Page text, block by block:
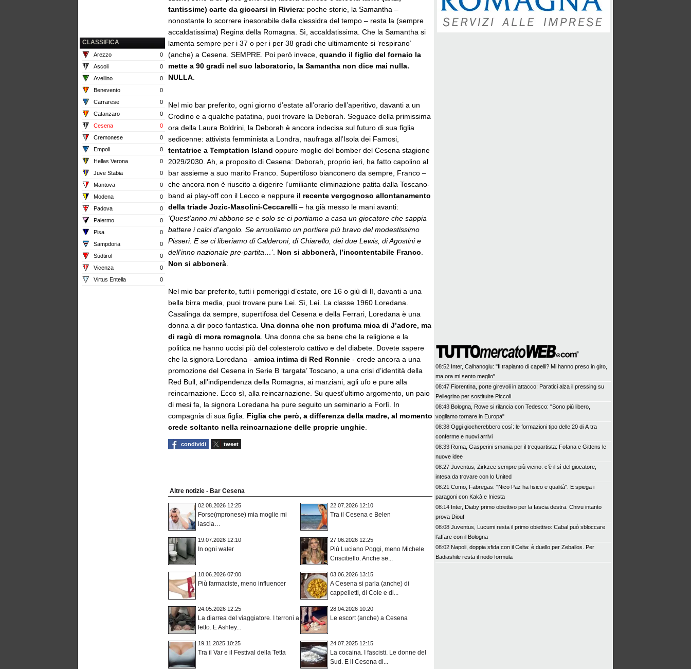
CLASSIFICA
Arezzo
0
Ascoli
0
Avellino
0
Benevento
0
Carrarese
0
Catanzaro
0
Cesena
0
Cremonese
0
Empoli
0
Hellas Verona
0
Juve Stabia
0
Mantova
0
Modena
0
Padova
0
Palermo
0
Pisa
0
Sampdoria
0
Südtirol
0
Vicenza
0
Virtus Entella
0
tantissime) carte da giocarsi in Riviera: poche storie, la Samantha –
nonostante lo scorrere inesorabile della clessidra del tempo – resta la (sempre
accaldatissima) Regina della Romagna. Sì, accaldatissima. Che la Samantha si
lamenta sempre per i 37 o per i per 38 gradi che ultimamente si ‘respirano’
(anche) a Cesena. SEMPRE. Poi però invece, quando il figlio del fornaio la
mette a 90 gradi nel suo laboratorio, la Samantha non dice mai nulla.
NULLA
Nel mio bar preferito, ogni giorno d’estate all’orario dell’aperitivo, davanti a un
Crodino e a qualche patatina, puoi trovare la Deborah. Seguace della primissima
ora della Laura Boldrini, la Deborah è ancora indecisa sul futuro di sua figlia
sedicenne: attivista femminista a Londra, naufraga all’Isola dei Famosi,
tentatrice a Temptation Island oppure moglie del bomber del Cesena stagione
2029/2030. Ah, a proposito di Cesena: Deborah, proprio ieri, ha fatto capolino al
bar assieme a suo marito Franco. Supertifoso bianconero da sempre, Franco –
che ancora non è riuscito a digerire l’umiliante eliminazione patita dalla Toscano-
band ai play-off con il Lecco e neppure il recente vergognoso allontanamento
della triade Jozic-Masolini-Ceccarelli – ha già messo le mani avanti:
‘Quest’anno mi abbono se e solo se ci portiamo a casa un giocatore che sappia
battere i calci d’angolo. Se arruoliamo un portiere più bravo del modestissimo
Pisseri. E se ci liberiamo di Calderoni, di Chiarello, dei due Lewis, di Agostini e
dell’inno nazionale pre-partita…’. Non si abbonerà, l’incontentabile Franco
Non si abbonerà
Nel mio bar preferito, tutti i pomeriggi d’estate, ore 16 o giù di lì, davanti a una
bella birra media, puoi trovare pure Lei. Sì, Lei. La classe 1960 Loredana.
Casalinga da sempre, supertifosa del Cesena e della Ferrari, Loredana è una
donna a dir poco fantastica. Una donna che non profuma mica di J’adore, ma
di ragù di mora romagnola . Una donna che sa bene che la religione e la
politica ne hanno uccisi più del colesterolo cattivo e del diabete. Dovete sapere
che la signora Loredana - amica intima di Red Ronnie - crede ancora a una
promozione del Cesena in Serie B ‘targata’ Toscano, a una crisi d’identità della
Red Bull, all’indipendenza della Romagna, ai marziani, agli ufo e pure alla
reincarnazione. Ecco sì, alla reincarnazione. Su quest’ultimo argomento, un paio
di mesi fa, la signora Loredana ha pure seguito un seminario a Forlì. In
compagnia di sua figlia. Figlia che però, a differenza della madre, al momento
crede soltanto nella reincarnazione delle proprie unghie
condividi tweet
Altre notizie - Bar Cesena
02.08.2026 12:25
Forse(mpronese) mia moglie mi
lascia…
22.07.2026 12:10
Tra il Cesena e Belen
19.07.2026 12:10
In ogni water
27.06.2026 12:25
Più Luciano Poggi, meno Michele
Criscitiello. Anche se...
18.06.2026 07:00
Più farmaciste, meno influencer
03.06.2026 13:15
A Cesena si parla (anche) di
cappelletti, di Cole e di...
24.05.2026 12:25
La diarrea del viaggiatore. I terroni a
letto. E Ashley...
28.04.2026 10:20
Le escort (anche) a Cesena
19.11.2025 10:25
Tra il Var e il Festival della Tetta
24.07.2025 12:15
La cocaina. I fascisti. Le donne del
Sud. E il Cesena di...
08:52 Inter, Calhanoglu: "Il trapianto di capelli? Mi hanno preso in giro,
ma ora mi sento meglio"
08:47 Fiorentina, porte girevoli in attacco: Paratici alza il pressing su
Pellegrino per sostituire Piccoli
08:43 Bologna, Rowe si rilancia con Tedesco: "Sono più libero,
vogliamo tornare in Europa"
08:38 Oggi giocherebbero così: le formazioni tipo delle 20 di A tra
conferme e nuovi arrivi
08:33 Roma, Gasperini smania per il trequartista: Fofana e Gittens le
nuove idee
08:27 Juventus, Zirkzee sempre più vicino: c’è il sì del giocatore,
intesa da trovare con lo United
08:21 Como, Fabregas: "Nico Paz ha fisico e qualità". E spiega i
paragoni con Kakà e Iniesta
08:14 Inter, Diaby primo obiettivo per la fascia destra. Chivu intanto
prova Diouf
08:08 Juventus, Lucumi resta il primo obiettivo: Cabal può sbloccare
l’affare con il Bologna
08:02 Napoli, doppia sfida con il Celta: è duello per Zeballos. Per
Badiashile resta il nodo formula